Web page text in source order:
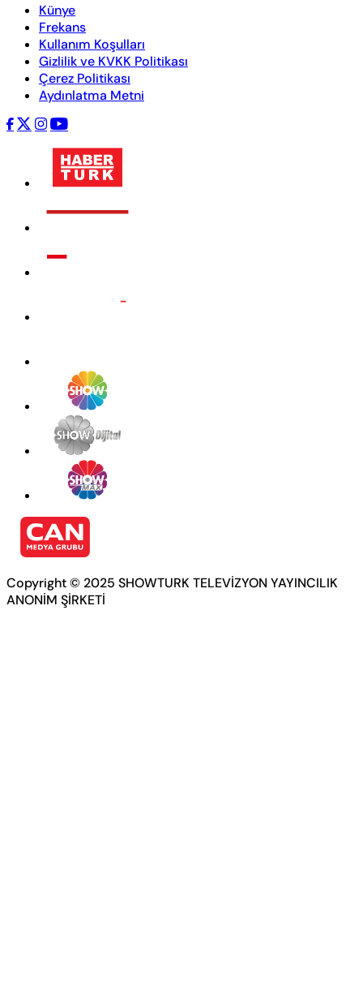
Künye
Frekans
Kullanım Koşulları
Gizlilik ve KVKK Politikası
Çerez Politikası
Aydınlatma Metni
Copyright © 2025 SHOWTURK TELEVİZYON YAYINCILIK
ANONİM ŞİRKETİ